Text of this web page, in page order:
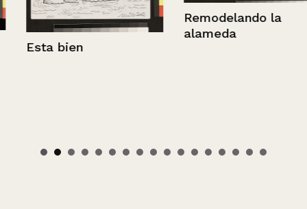
Esta bien
Remodelando la
alameda